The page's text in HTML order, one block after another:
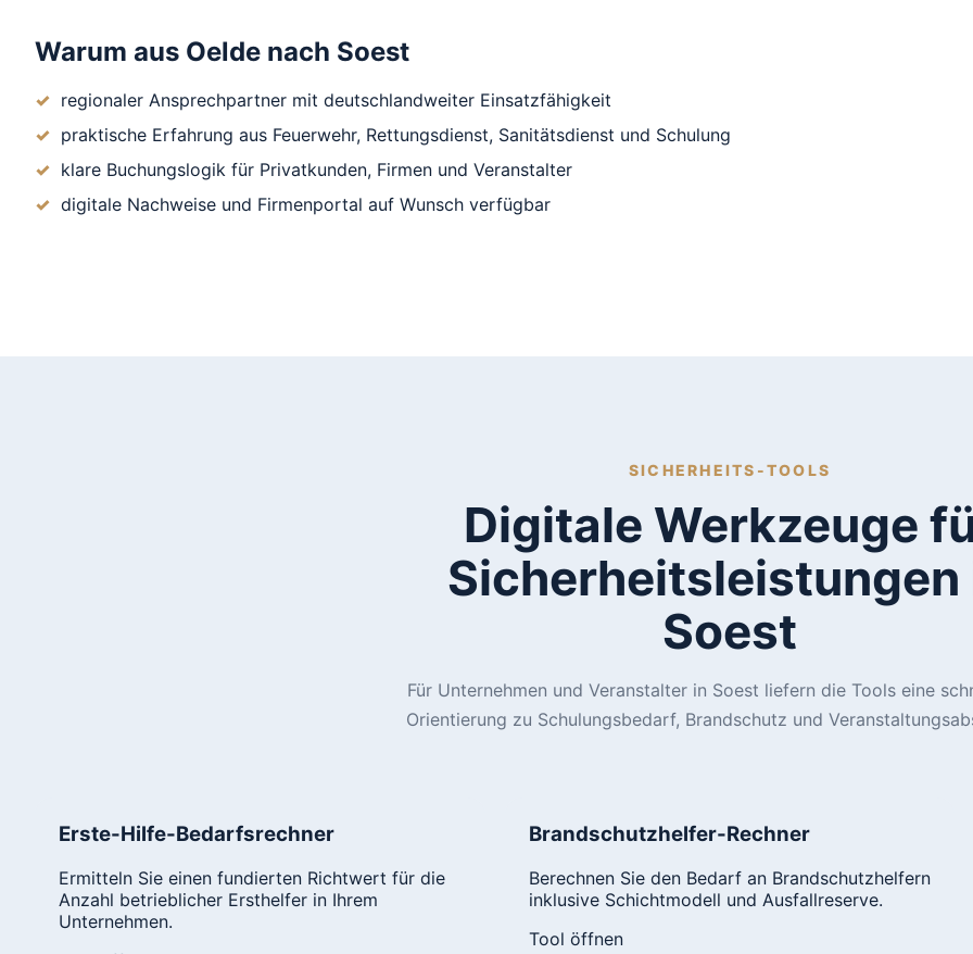
Warum aus Oelde nach Soest
regionaler Ansprechpartner mit deutschlandweiter Einsatzfähigkeit
praktische Erfahrung aus Feuerwehr, Rettungsdienst, Sanitätsdienst und Schulung
klare Buchungslogik für Privatkunden, Firmen und Veranstalter
digitale Nachweise und Firmenportal auf Wunsch verfügbar
SICHERHEITS-TOOLS
Digitale Werkzeuge
Sicherheitsleistungen
Soest
Für Unternehmen und Veranstalter in Soest liefern die Tools eine
Orientierung zu Schulungsbedarf, Brandschutz und
Erste-Hilfe-Bedarfsrechner
Ermitteln Sie einen fundierten Richtwert für die
Anzahl betrieblicher Ersthelfer in Ihrem
Unternehmen.
Brandschutzhelfer-Rechner
Berechnen Sie den Bedarf an Brandschutzhelfern
inklusive Schichtmodell und Ausfallreserve.
Tool öffnen